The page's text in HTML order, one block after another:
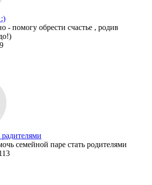
- помогу обрести счастье , родив
семейной паре стать родителями